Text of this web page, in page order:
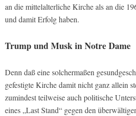
an die mittelalterliche Kirche als an die
und damit Erfolg haben.
Trump und Musk in Notre Dame
Denn daß eine solchermaßen
gefestigte Kirche damit nicht ganz allein
zumindest teilweise auch politische
eines „Last Stand“ gegen den